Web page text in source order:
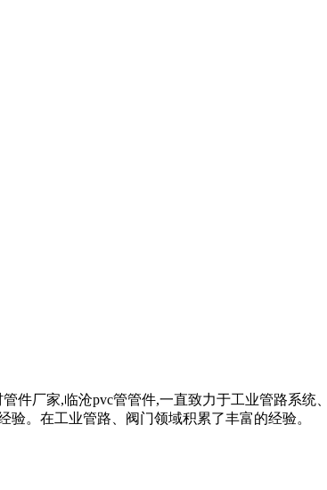
件厂家,临沧pvc管管件,一直致力于工业管路系统
验。在工业管路、阀门领域积累了丰富的经验。